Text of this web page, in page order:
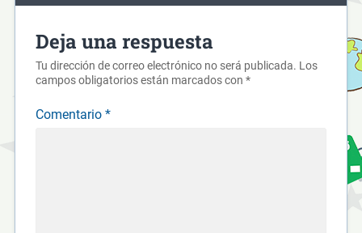
Deja una respuesta
Tu dirección de correo electrónico no será publicada. Los
campos obligatorios están marcados con *
Comentario *